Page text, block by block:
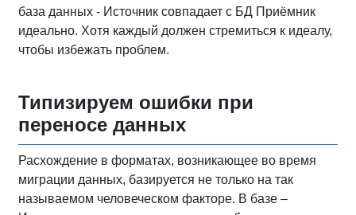
база данных - Источник совпадает с БД Приёмник
идеально. Хотя каждый должен стремиться к идеалу,
чтобы избежать проблем.
Типизируем ошибки при
переносе данных
Расхождение в форматах, возникающее во время
миграции данных, базируется не только на так
называемом человеческом факторе. В базе –